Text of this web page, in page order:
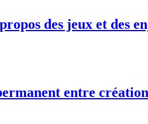
des jeux et des
entre